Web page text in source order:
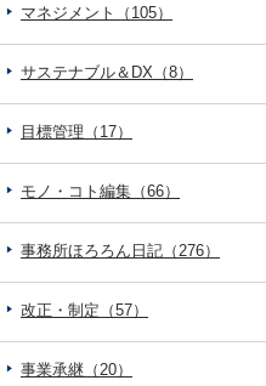
マネジメント（105）
サステナブル＆DX（8）
目標管理（17）
モノ・コト編集（66）
事務所ほろろん日記（276）
改正・制定（57）
事業承継（20）